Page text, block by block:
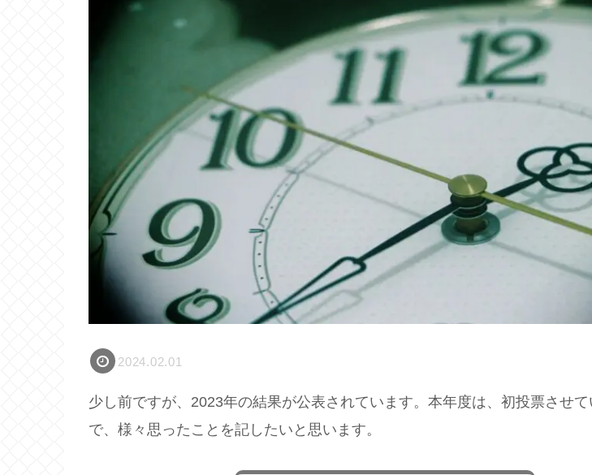
2024.02.01
少し前ですが、2023年の結果が公表されています。本年度は、初投票させ
で、様々思ったことを記したいと思います。